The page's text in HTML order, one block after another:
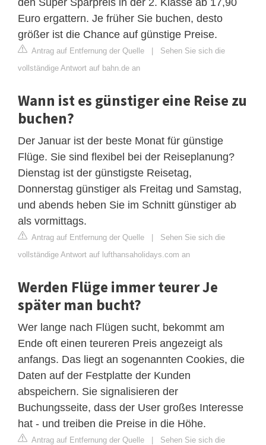
Euro ergattern. Je früher Sie buchen, desto
größer ist die Chance auf günstige Preise.
Antrag auf Entfernung der Quelle | Sehen Sie sich die
vollständige Antwort auf bahn.de an
Wann ist es günstiger eine Reise zu
buchen?
Der Januar ist der beste Monat für günstige
Flüge. Sie sind flexibel bei der Reiseplanung?
Dienstag ist der günstigste Reisetag,
Donnerstag günstiger als Freitag und Samstag,
und abends heben Sie im Schnitt günstiger ab
als vormittags.
Antrag auf Entfernung der Quelle | Sehen Sie sich die
vollständige Antwort auf lufthansaholidays.com an
Werden Flüge immer teurer Je
später man bucht?
Wer lange nach Flügen sucht, bekommt am
Ende oft einen teureren Preis angezeigt als
anfangs. Das liegt an sogenannten Cookies, die
Daten auf der Festplatte der Kunden
abspeichern. Sie signalisieren der
Buchungsseite, dass der User großes Interesse
hat - und treiben die Preise in die Höhe.
Antrag auf Entfernung der Quelle | Sehen Sie sich die